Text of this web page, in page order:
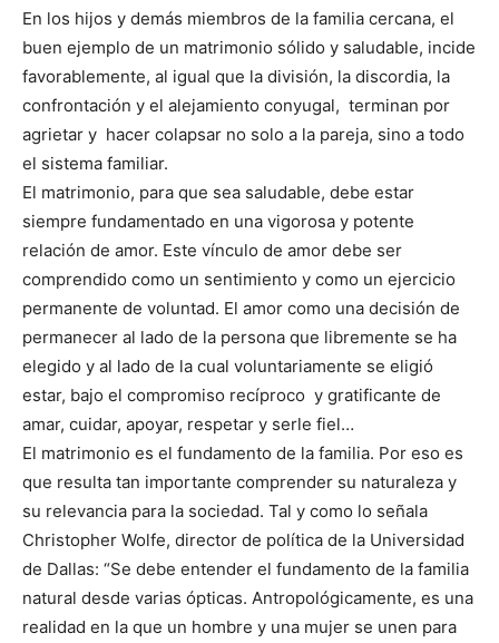
En los hijos y demás miembros de la familia cercana, el
buen ejemplo de un matrimonio sólido y saludable, incide
favorablemente, al igual que la división, la discordia, la
confrontación y el alejamiento conyugal, terminan por
agrietar y hacer colapsar no solo a la pareja, sino a todo
el sistema familiar.
El matrimonio, para que sea saludable, debe estar
siempre fundamentado en una vigorosa y potente
relación de amor. Este vínculo de amor debe ser
comprendido como un sentimiento y como un ejercicio
permanente de voluntad. El amor como una decisión de
permanecer al lado de la persona que libremente se ha
elegido y al lado de la cual voluntariamente se eligió
estar, bajo el compromiso recíproco y gratificante de
amar, cuidar, apoyar, respetar y serle fiel…
El matrimonio es el fundamento de la familia. Por eso es
que resulta tan importante comprender su naturaleza y
su relevancia para la sociedad. Tal y como lo señala
Christopher Wolfe, director de política de la Universidad
de Dallas: “Se debe entender el fundamento de la familia
natural desde varias ópticas. Antropológicamente, es una
realidad en la que un hombre y una mujer se unen para